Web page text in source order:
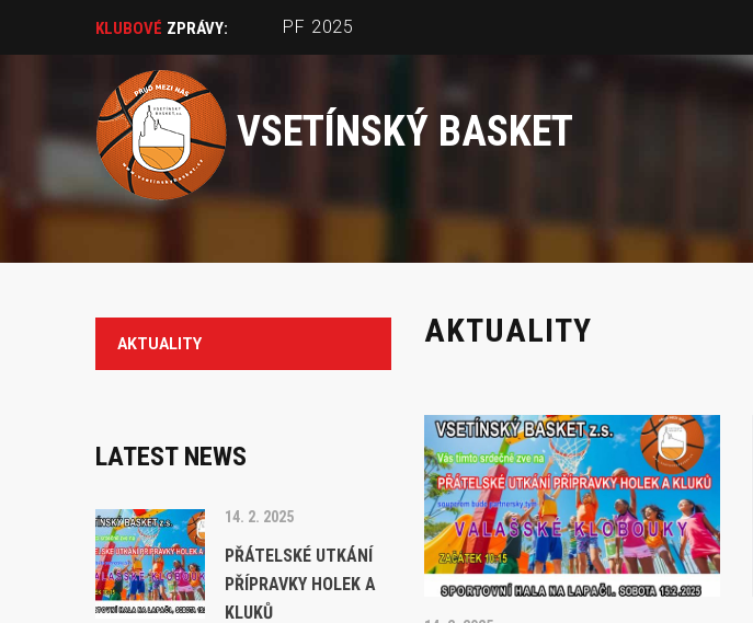
KLUBOVÉ ZPRÁVY: PF 2025
VSETÍNSKÝ BASKET
AKTUALITY
AKTUALITY
LATEST NEWS
14. 2. 2025
PŘÁTELSKÉ UTKÁNÍ
PŘÍPRAVKY HOLEK A
KLUKŮ